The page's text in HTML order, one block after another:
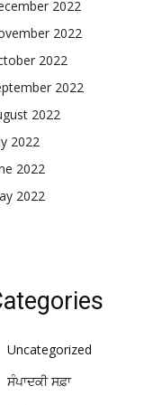
2022
2022
2022
2022
2022
2022
2022
2022
Uncategorized
ਸੰਪਾਦਕੀ ਸਫ਼ਾ